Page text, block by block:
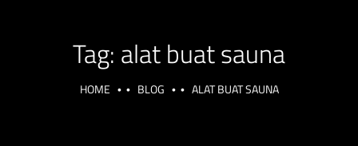
Tag: alat buat sauna
HOME BLOG ALAT BUAT SAUNA